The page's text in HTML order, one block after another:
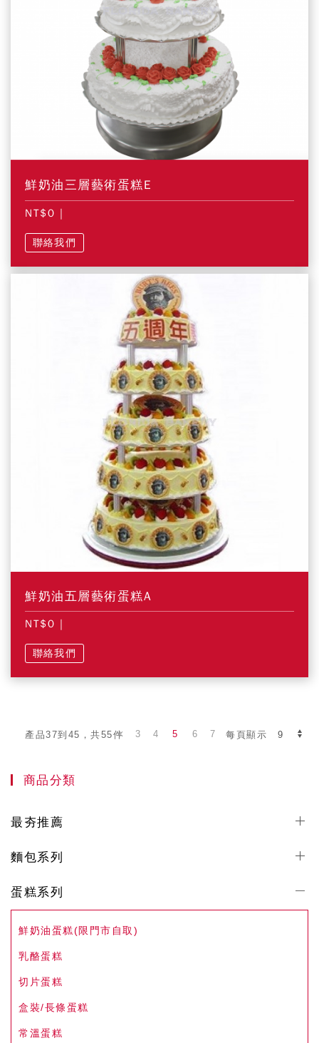
鮮奶油三層藝術蛋糕E
NT$0 |
聯絡我們
鮮奶油五層藝術蛋糕A
NT$0 |
聯絡我們
產品37到45，共55件 每頁顯示
3 4 5 6 7
商品分類
最夯推薦
麵包系列
蛋糕系列
鮮奶油蛋糕(限門市自取)
乳酪蛋糕
切片蛋糕
盒裝/長條蛋糕
常溫蛋糕